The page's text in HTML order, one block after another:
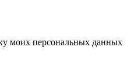
моих персональных данных